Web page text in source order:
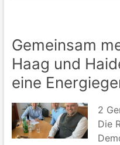
Gemeinsam
Haag und
eine
2
Die